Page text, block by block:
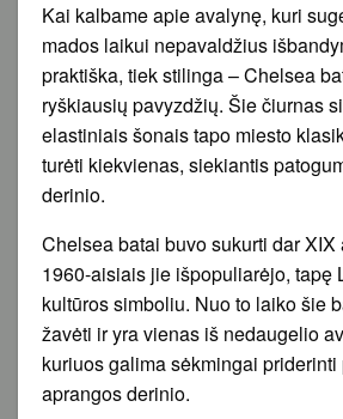
Kai kalbame apie avalynę, kuri
mados laikui nepavaldžius
praktiška, tiek stilinga – Chelsea
ryškiausių pavyzdžių. Šie čiurnas
elastiniais šonais tapo miesto
turėti kiekvienas, siekiantis
derinio.
Chelsea batai buvo sukurti dar XIX
1960-aisiais jie išpopuliarėjo, tapę
kultūros simboliu. Nuo to laiko šie
žavėti ir yra vienas iš nedaugelio
kuriuos galima sėkmingai
aprangos derinio.